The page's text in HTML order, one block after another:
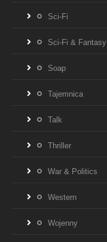
Sci-Fi
Sci-Fi & Fantasy
Soap
Tajemnica
Talk
Thriller
War & Politics
Western
Wojenny